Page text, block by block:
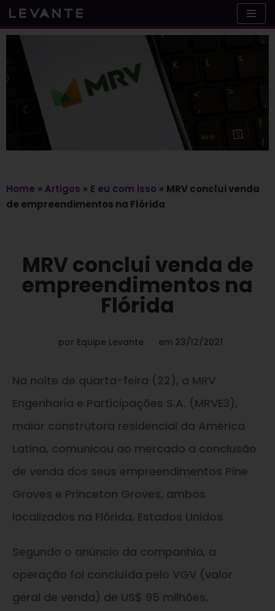
Skip
to
content
Home » Artigos » E eu com isso » MRV conclui venda
de empreendimentos na Flórida
MRV conclui venda de
empreendimentos na
Flórida
por Equipe Levante em 23/12/2021
Na noite de quarta-feira (22), a MRV
Engenharia e Participações S.A. (MRVE3),
maior construtora residencial da América
Latina, comunicou ao mercado a conclusão
de venda dos seus empreendimentos Pine
Groves e Princeton Groves, ambos
localizados na Flórida, Estados Unidos.
Segundo o anúncio da companhia, a
operação foi concluída pelo VGV (valor
geral de venda) de US$ 95 milhões,